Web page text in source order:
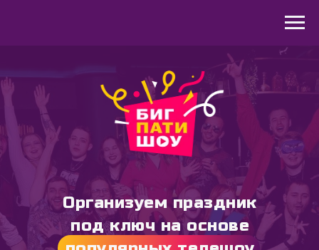
Организуем праздник
под ключ на основе